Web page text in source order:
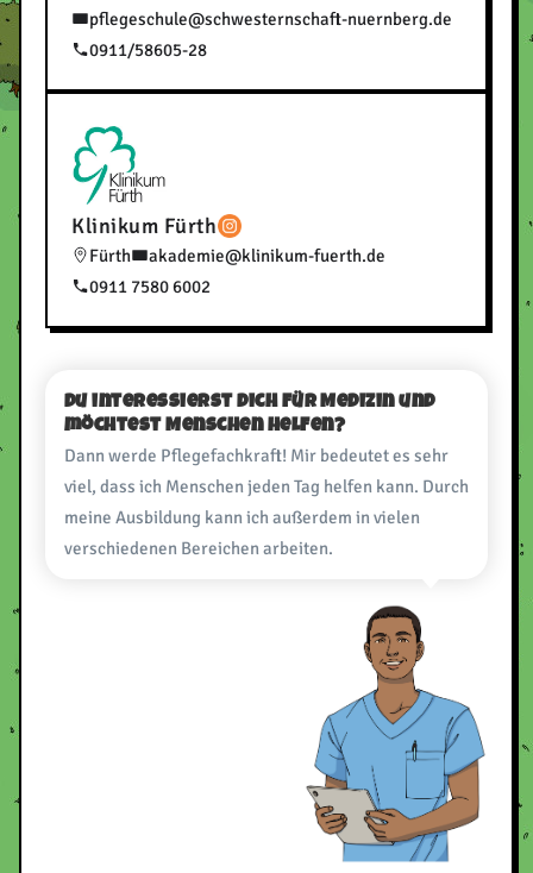
pflegeschule@schwesternschaft-nuernberg.de
0911/58605-28
Klinikum Fürth
Fürth
akademie@klinikum-fuerth.de
0911 7580 6002
Du interessierst dich für Medizin und
möchtest Menschen helfen?
Dann werde Pflegefachkraft! Mir bedeutet es sehr
viel, dass ich Menschen jeden Tag helfen kann. Durch
meine Ausbildung kann ich außerdem in vielen
verschiedenen Bereichen arbeiten.